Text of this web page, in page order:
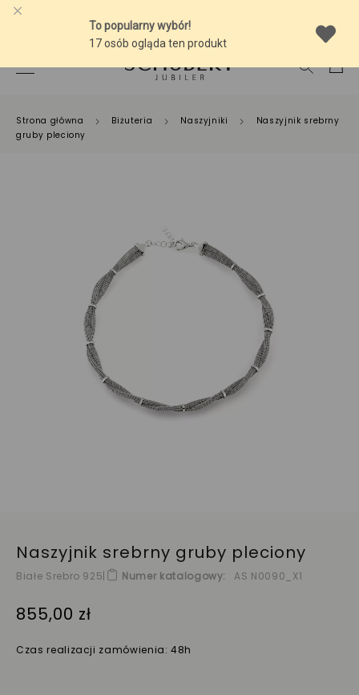
Strona główna Biżuteria Naszyjniki
Naszyjnik srebrny
gruby pleciony
Naszyjnik srebrny gruby pleciony
Białe Srebro 925| Numer katalogowy AS N0090_X1
855,00 zł
Czas realizacji zamówienia: 48h